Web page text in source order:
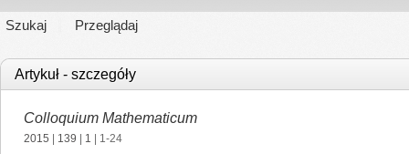
Szukaj Przeglądaj
Artykuł - szczegóły
Colloquium Mathematicum
2015 139 1 | 1-24